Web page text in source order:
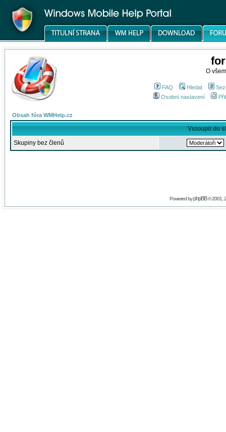
O
FAQ Hledat
Osobní nastavení
Obsah fóra WMHelp.cz
Vstoupit do
Skupiny bez členů
Powered byphpBB© 2001,